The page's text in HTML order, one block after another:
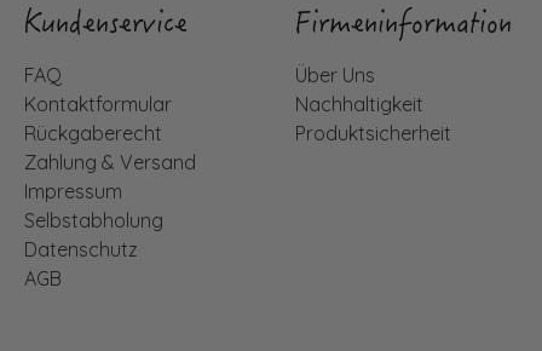
Kundenservice
FAQ
Kontaktformular
Rückgaberecht
Zahlung & Versand
Impressum
Selbstabholung
Datenschutz
AGB
Firmeninformation
Über Uns
Nachhaltigkeit
Produktsicherheit